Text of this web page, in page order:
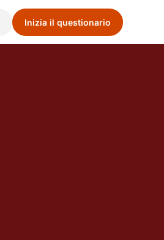
Inizia il questionario